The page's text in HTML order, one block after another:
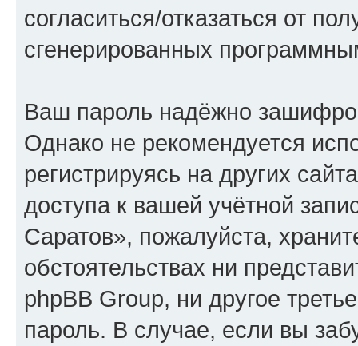
согласиться/отказаться от
сгенерированных
Ваш пароль надёжно
Однако не рекомендуется
регистрируясь на других
доступа к вашей учётной
Саратов», пожалуйста,
обстоятельствах ни
phpBB Group, ни другое
пароль. В случае, если вы